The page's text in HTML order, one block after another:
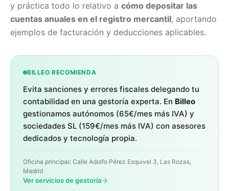
y práctica todo lo relativo a cómo depositar las
cuentas anuales en el registro mercantil, aportando
ejemplos de facturación y deducciones aplicables.
BILLEO RECOMIENDA
Evita sanciones y errores fiscales delegando tu
contabilidad en una gestoría experta. En Billeo
gestionamos autónomos (65€/mes más IVA) y
sociedades SL (159€/mes más IVA) con asesores
dedicados y tecnología propia.
Oficina principal: Calle Adolfo Pérez Esquivel 3, Las Rozas,
Madrid
Ver servicios de gestoría